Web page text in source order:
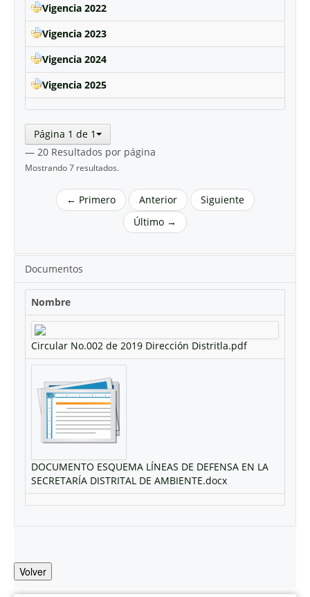
Vigencia 2022
Vigencia 2023
Vigencia 2024
Vigencia 2025
Página 1 de 1
— 20 Resultados por página
Mostrando 7 resultados.
← Primero Anterior
Siguiente
Último →
Documentos
Nombre
Circular No.002 de 2019 Dirección Distritla.pdf
DOCUMENTO ESQUEMA LÍNEAS DE DEFENSA EN LA
SECRETARÍA DISTRITAL DE AMBIENTE.docx
Volver